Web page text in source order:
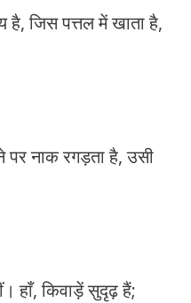
है, जिस पत्तल में खाता है,
पर नाक रगड़ता है, उसी
हाँ, किवाड़ें सुदृढ़ हैं;